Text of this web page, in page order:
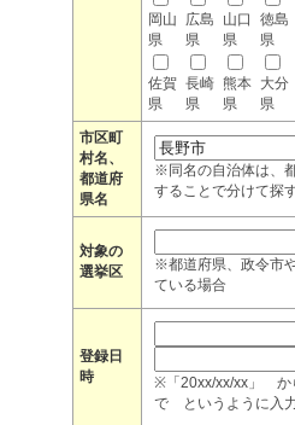
岡山
県
広島
県
山口
県
徳島
県
佐賀
県
長崎
県
熊本
県
大分
県
市区町
村名、
都道府
県名
※同名の自治体は、
することで分けて探
対象の
選挙区
※都道府県、政令市
ている場合
登録日
時
※「20xx/xx/xx」 か
で というように入力